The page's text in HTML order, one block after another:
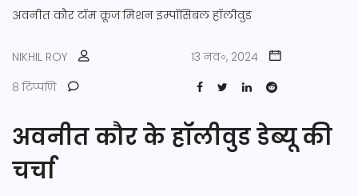
अवनीत कौर टॉम क्रूज मिशन इम्पॉसिबल हॉलीवुड
NIKHIL ROY
13 नव॰, 2024
8 टिप्पणि
अवनीत कौर के हॉलीवुड डेब्यू की
चर्चा